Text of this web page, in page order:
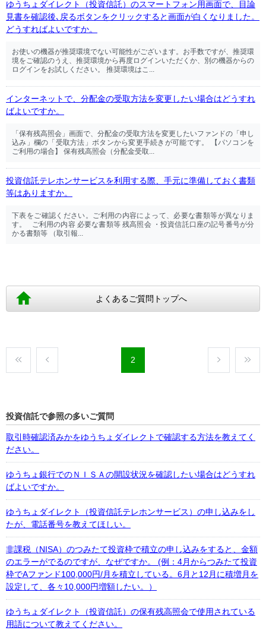
ゆうちょダイレクト（投資信託）のスマートフォン用画面で、目論
見書を確認後､戻るボタンをクリックすると画面が白くなりました。
どうすればよいですか。
お使いの機器が推奨環境でない可能性がございます。お手数ですが、推奨環
境をご確認のうえ、推奨環境から再度ログインいただくか、別の機器からの
ログインをお試しください。 推奨環境はこ...
インターネットで、分配金の受取方法を変更したい場合はどうすれ
ばよいですか。
「保有残高照会」画面で、分配金の受取方法を変更したいファンドの「申し
込み」欄の「受取方法」ボタンから変更手続きが可能です。 【パソコンを
ご利用の場合】 保有残高照会（分配金受取...
投資信託テレホンサービスを利用する際、手元に準備しておく書類
等はありますか。
下表をご確認ください。ご利用の内容によって、必要な書類等が異なりま
す。 ご利用の内容 必要な書類等 残高照会 ・投資信託口座の記号番号が分
かる書類等 （取引報...
よくあるご質問トップへ
2
投資信託で参照の多いご質問
取引時確認済みかをゆうちょダイレクトで確認する方法を教えてく
ださい。
ゆうちょ銀行でのＮＩＳＡの開設状況を確認したい場合はどうすれ
ばよいですか。
ゆうちょダイレクト（投資信託テレホンサービス）の申し込みをし
たが、電話番号を教えてほしい。
非課税（NISA）のつみたて投資枠で積立の申し込みをすると、金額
のエラーがでるのですが、なぜですか。 (例：4月からつみたて投資
枠でAファンド100,000円/月を積立している。6月と12月に積増月を
設定して、各々10,000円増額したい。）
ゆうちょダイレクト（投資信託）の保有残高照会で使用されている
用語について教えてください。